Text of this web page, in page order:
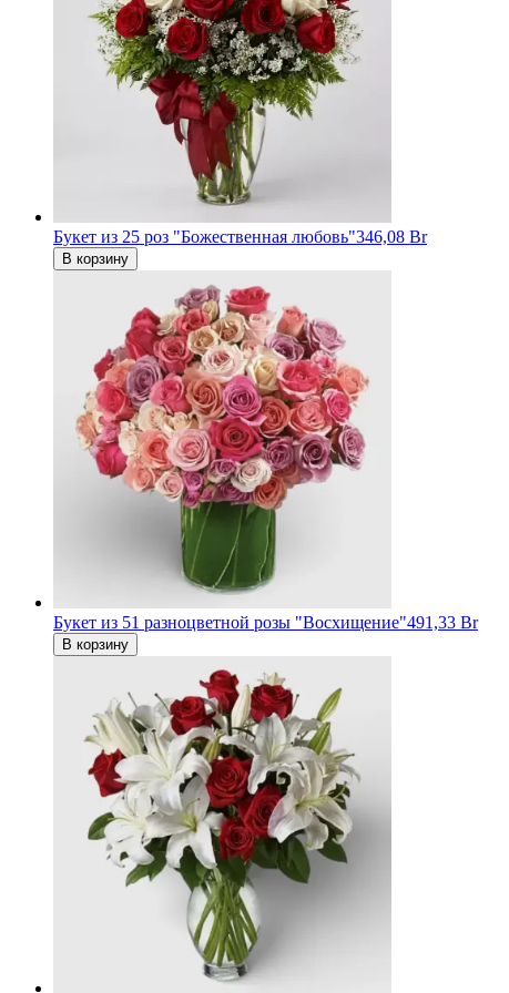
Букет из 25 роз "Божественная любовь"346,08 Br
В корзину
Букет из 51 разноцветной розы "Восхищение"491,33 Br
В корзину